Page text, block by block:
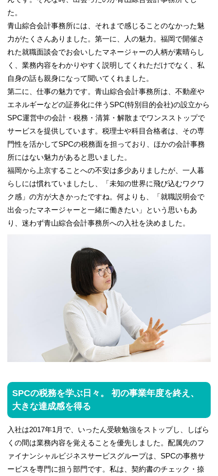
た。
青山綜合会計事務所には、それまで感じることのなかった魅
力がたくさんありました。第一に、人の魅力。福岡で開催さ
れた就職面談会でお会いしたマネージャーの人柄が素晴らし
く、業務内容をわかりやすく説明してくれただけでなく、私
自身の話も親身になって聞いてくれました。
第二に、仕事の魅力です。青山綜合会計事務所は、不動産や
エネルギーなどの証券化に伴うSPC(特別目的会社)の設立から
SPC運営中の会計・税務・清算・解散までワンスストップで
サービスを提供しています。税理士や科目合格者は、その専
門性を活かしてSPCの税務面を担っており、ほかの会計事務
所にはない魅力があると思いました。
福岡から上京することへの不安は多少ありましたが、一人暮
らしには慣れていましたし、「未知の世界に飛び込むワクワ
ク感」の方が大きかったですね。何よりも、「就職説明会で
出会ったマネージャーと一緒に働きたい」という思いもあ
り、迷わず青山綜合会計事務所への入社を決めました。
SPCの税務を学ぶ日々。 初の事業年度を終え、
大きな達成感を得る
入社は2017年1月で、いったん受験勉強をストップし、しばら
くの間は業務内容を覚えることを優先しました。配属先のフ
ァイナンシャルビジネスサービスグループは、SPCの事務サ
ービスを専門に担う部門です。私は、契約書のチェック・捺